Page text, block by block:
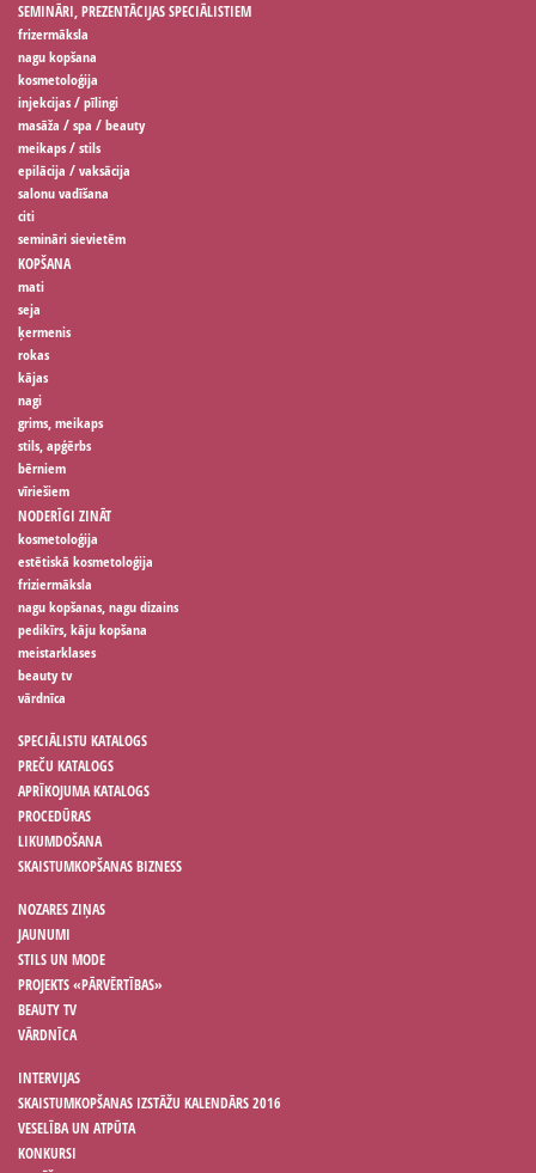
SEMINĀRI, PREZENTĀCIJAS SPECIĀLISTIEM
frizermāksla
nagu kopšana
kosmetoloģija
injekcijas / pīlingi
masāža / spa / beauty
meikaps / stils
epilācija / vaksācija
salonu vadīšana
citi
semināri sievietēm
KOPŠANA
mati
seja
ķermenis
rokas
kājas
nagi
grims, meikaps
stils, apģērbs
bērniem
vīriešiem
NODERĪGI ZINĀT
kosmetoloģija
estētiskā kosmetoloģija
friziermāksla
nagu kopšanas, nagu dizains
pedikīrs, kāju kopšana
meistarklases
beauty tv
vārdnīca
SPECIĀLISTU KATALOGS
PREČU KATALOGS
APRĪKOJUMA KATALOGS
PROCEDŪRAS
LIKUMDOŠANA
SKAISTUMKOPŠANAS BIZNESS
NOZARES ZIŅAS
JAUNUMI
STILS UN MODE
PROJEKTS «PĀRVĒRTĪBAS»
BEAUTY TV
VĀRDNĪCA
INTERVIJAS
SKAISTUMKOPŠANAS IZSTĀŽU KALENDĀRS 2016
VESELĪBA UN ATPŪTA
KONKURSI